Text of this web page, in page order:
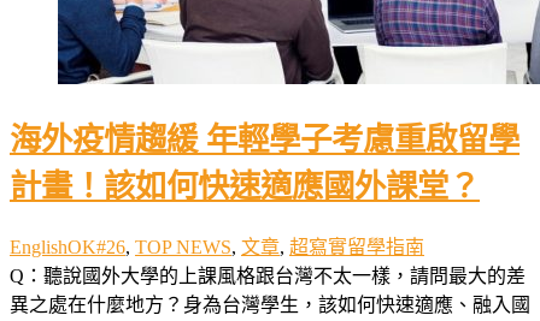
海外疫情趨緩 年輕學子考慮重啟留學
計畫！該如何快速適應國外課堂？
EnglishOK#26, TOP NEWS, 文章, 超寫實留學指南
Q：聽說國外大學的上課風格跟台灣不太一樣，請問最大的差
異之處在什麼地方？身為台灣學生，該如何快速適應、融入國